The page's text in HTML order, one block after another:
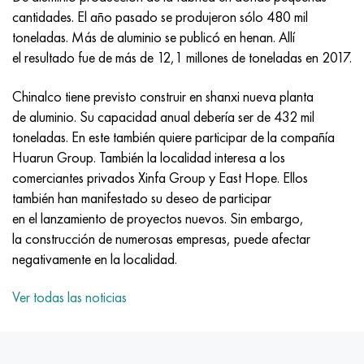
cantidades. El año pasado se produjeron sólo 480 mil
toneladas. Más de aluminio se publicó en henan. Allí
el resultado fue de más de 12,1 millones de toneladas en 2017.
Chinalco tiene previsto construir en shanxi nueva planta
de aluminio. Su capacidad anual debería ser de 432 mil
toneladas. En este también quiere participar de la compañía
Huarun Group. También la localidad interesa a los
comerciantes privados Xinfa Group y East Hope. Ellos
también han manifestado su deseo de participar
en el lanzamiento de proyectos nuevos. Sin embargo,
la construcción de numerosas empresas, puede afectar
negativamente en la localidad.
Ver todas las noticias
Incotherm
incotest
Jette M152
Cobalto 6B
maraging 250
René 41
Maraging 300
Maraging 350
47ND
47НХР
49KF
49K2F, 49K2FA-VI
Aleación 50N
Aleación 50NP
50NHS
Aleación 52N
HN62VMYUT
HN62MVKYU
HN63MB
XN65VM
KhN65VMTYu
KhN67MVTYu
KhN68VKTYU
KhN68VMTYUK-vd
VT-35
PT-1M
PT-3V
PT-7M
2B
SPT-2 sv
A LAS 3
3M
1.4466 - AISI 310MoLn
Aleación Al6xn
15-7Ph® - 1.4532
PH 13-8 meses - 1.4534
1.4542 - 17-4Ph®
Custom 455® - 1.4543 - uns s45500
1.4545 - 15-5Ph®
1.4548 - 17-4Ph®
10X17H13M3T
10X18N18Yu4D
11X11N2V2MF
12Х18Н9Т
13X11N2V2MF
15x11mf
15х12vnmf
15Х12Н2MVFAB
2,0872, CuNi10Fe1Mn, Cw352h
Bronce aluminio silicio
CW301G, C64200
bronce de silicio
C65500, CuAl11Fe3
C65620, CuSi3Fe2Zn3
C65100, CuSi1.5
Bronce estaño-plomo
latón rojo
C84400, CuSn2ZnPb
C83600, CuSn5ZnPb
45G2, 45g2, AISI 1144
Aleación de acero estructural
10g2, 10g2, AISI 1513
12X2H4A, 15NiCr13, 1.5752
AC14, 11SMnPb30
20G, 20mn5
20XH3A, AISI 4320, 20hn3a
20HM, 24CrMo5, 20hm
Р6М5, 1.3343, hs6-5-2, sw7m
Р6М5К5, 1.3243, hs6-5-2-5
R6M5F3, 1.3344, hs6-5-3
9М4К8,1.3207
R12F3, 1.3318, sw12
P18, 1,3355, hs18-0-1, sw18
Acero carbono
10,1.1645, C105W1